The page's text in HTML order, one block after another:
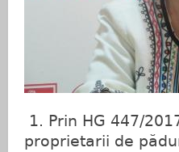
1. Prin HG 447/
proprietarii de